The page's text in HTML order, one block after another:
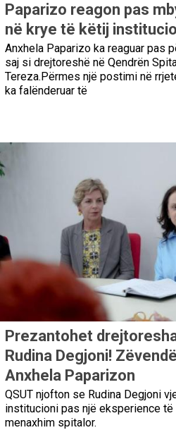
Paparizo reagon pas
në krye të këtij
Anxhela Paparizo ka reaguar pas
saj si drejtoreshë në Qendrën
Tereza.Përmes një postimi në
ka falënderuar të
Prezantohet
Rudina Degjoni!
Anxhela Paparizon
QSUT njofton se Rudina Degjoni
institucioni pas një eksperience
menaxhim spitalor.